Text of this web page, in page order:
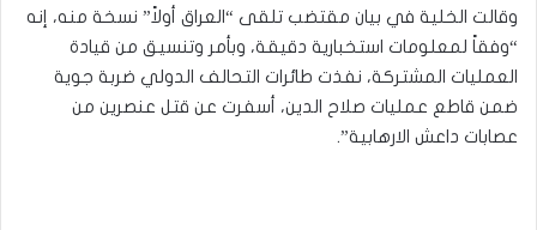
وقالت الخلية في بيان مقتضب تلقى “العراق أولاً” نسخة منه، إنه
“وفقاً لمعلومات استخبارية دقيقة، وبأمر وتنسيق من قيادة
العمليات المشتركة، نفذت طائرات التحالف الدولي ضربة جوية
ضمن قاطع عمليات صلاح الدين، أسفرت عن قتل عنصرين من
عصابات داعش الارهابية”.